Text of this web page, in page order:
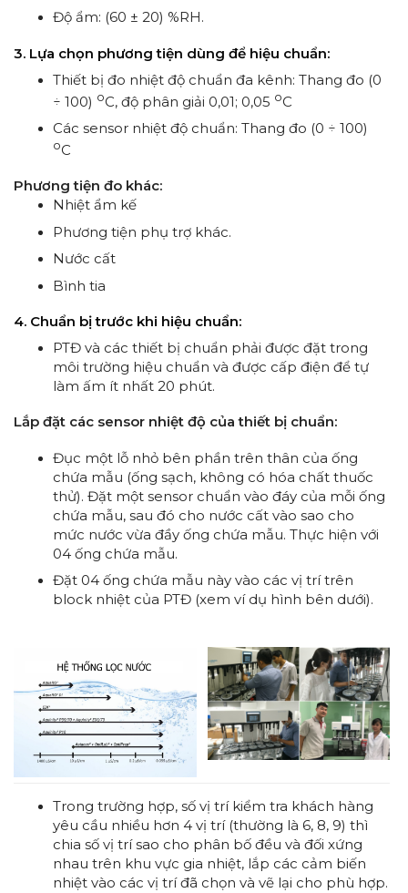
Độ ẩm: (60 ± 20) %RH.
3. Lựa chọn phương tiện dùng để hiệu chuẩn:
Thiết bị đo nhiệt độ chuẩn đa kênh:Thang đo (0
÷ 100) oC, độ phân giải 0,01; 0,05 oC
Các sensor nhiệt độ chuẩn:Thang đo (0 ÷ 100)
oC
Phương tiện đo khác:
Nhiệt ẩm kế
Phương tiện phụ trợ khác.
Nước cất
Bình tia
4. Chuẩn bị trước khi hiệu chuẩn:
PTĐ và các thiết bị chuẩn phải được đặt trong
môi trường hiệu chuẩn và được cấp điện để tự
làm ấm ít nhất 20 phút.
Lắp đặt các sensor nhiệt độ của thiết bị chuẩn:
Đục một lỗ nhỏ bên phần trên thân của ống
chứa mẫu (ống sạch, không có hóa chất thuốc
thử). Đặt một sensor chuẩn vào đáy của mỗi ống
chứa mẫu, sau đó cho nước cất vào sao cho
mức nước vừa đầy ống chứa mẫu. Thực hiện với
04 ống chứa mẫu.
Đặt 04 ống chứa mẫu này vào các vị trí trên
block nhiệt của PTĐ (xem ví dụ hình bên dưới).
Trong trường hợp, số vị trí kiểm tra khách hàng
yêu cầu nhiều hơn 4 vị trí (thường là 6, 8, 9) thì
chia số vị trí sao cho phân bố đều và đối xứng
nhau trên khu vực gia nhiệt, lắp các cảm biến
nhiệt vào các vị trí đã chọn và vẽ lại cho phù hợp.